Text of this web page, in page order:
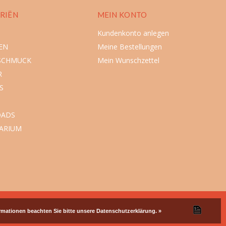
MEIN KONTO
Kundenkonto anlegen
Meine Bestellungen
Mein Wunschzettel
beachten Sie bitte unsere Datenschutzerklärung. »